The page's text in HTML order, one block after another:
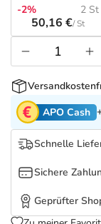
Tierapotheke
Vitamine &
Marken
Salus Deals
-2%
2 St
50,16 €/ St
APO Cash
Schnelle
Sichere
Geprüfter